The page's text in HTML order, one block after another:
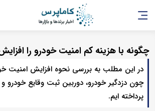
چگونه با هزینه کم امنیت خودرو را
در این مطلب به بررسی نحوه افزایش امنیت
چون دزدگیر خودرو، دوربین ثبت وقایع خودرو
پرداخته ایم.